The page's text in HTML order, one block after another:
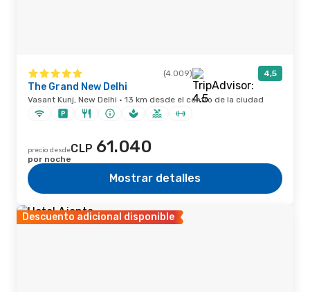
(4.009) 4,5
The Grand New Delhi
Vasant Kunj, New Delhi · 13 km desde el centro de la ciudad
precio desdeCLP 61.040
por noche
Mostrar detalles
Descuento adicional disponible